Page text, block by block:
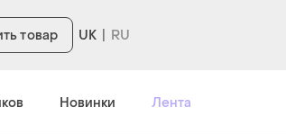
товар UK
Новинки Лента